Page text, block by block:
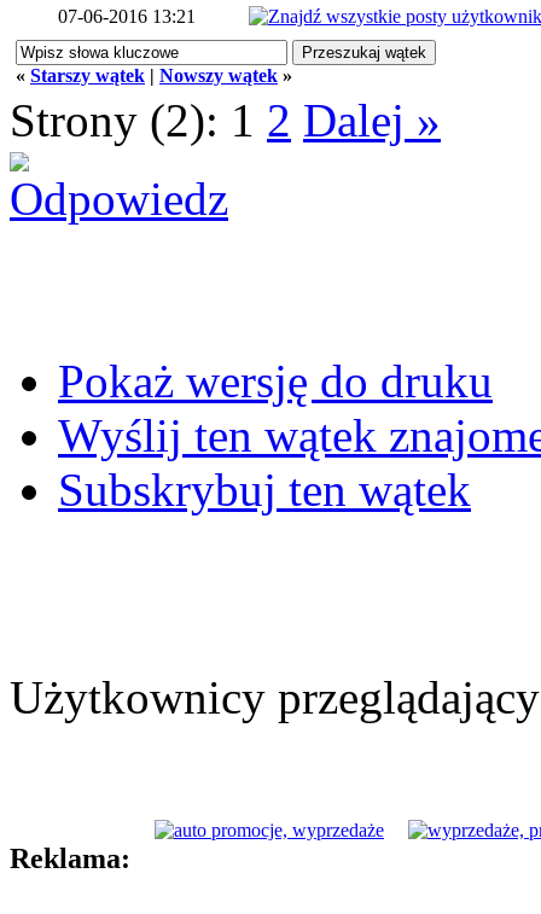
07-06-2016 13:21
« Starszy wątek | Nowszy wątek »
Strony (2): 1 2 Dalej »
Pokaż wersję do druku
Wyślij ten wątek
Subskrybuj ten wątek
Użytkownicy
Reklama: